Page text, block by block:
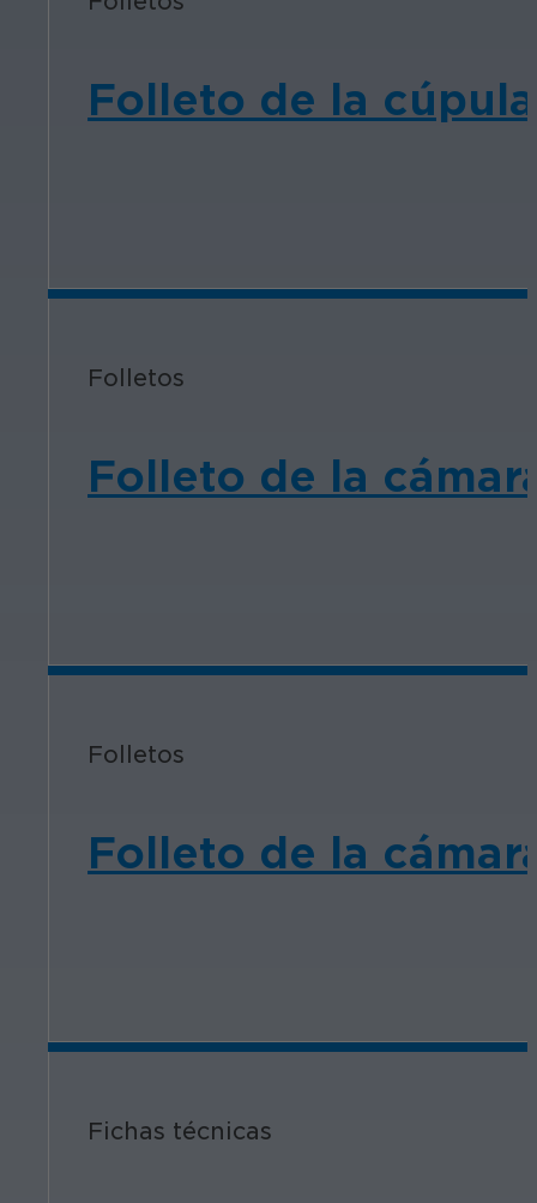
Folleto de la
Folletos
Folleto de la
Folletos
Folleto de la
Fichas técnicas